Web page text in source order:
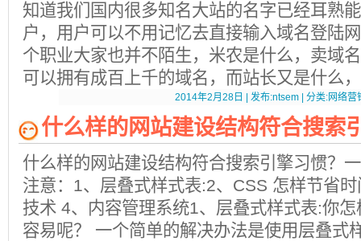
知道我们国内很多知名大站的名字已经耳熟
户，用户可以不用记忆去直接输入域名登
个职业大家也并不陌生，米农是什么，卖域
可以拥有成百上千的域名，而站长又是什么
2014年2月28日 | 发布:ntsem | 分类:网络营
什么样的网站建设结构符合搜索
什么样的网站建设结构符合搜索引擎习惯？
注意：1、层叠式样式表:2、CSS 怎样节省
技术 4、内容管理系统1、层叠式样式表:你
容易呢？ 一个简单的解决办法是使用层叠式